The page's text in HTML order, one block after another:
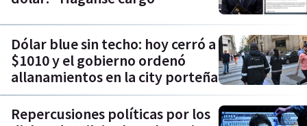
Dólar blue sin techo: hoy cerró a
$1010 y el gobierno ordenó
allanamientos en la city porteña
Repercusiones políticas por los